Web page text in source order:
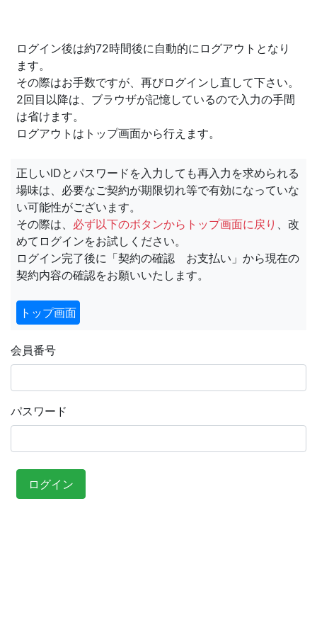
ログイン後は約72時間後に自動的にログアウトとなり
ます。
その際はお手数ですが、再びログインし直して下さい。
2回目以降は、ブラウザが記憶しているので入力の手間
は省けます。
ログアウトはトップ画面から行えます。
正しいIDとパスワードを入力しても再入力を求められる
場味は、必要なご契約が期限切れ等で有効になっていな
い可能性がございます。
その際は、 必ず以下のボタンからトップ画面に戻り 、改
めてログインをお試しください。
ログイン完了後に「契約の確認 お支払い」から現在の
契約内容の確認をお願いいたします。
トップ画面
会員番号
パスワード